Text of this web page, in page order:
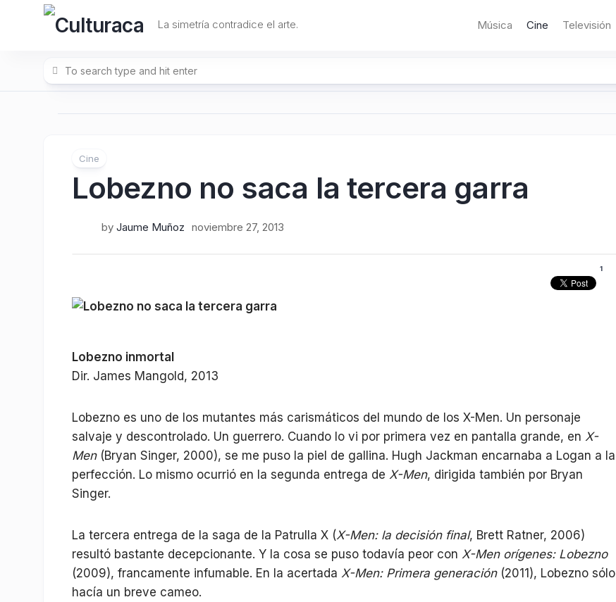
La simetría contradice el arte. Música Cine Televisión
Cine
Lobezno no saca la tercera garra
by Jaume Muñoz noviembre 27, 2013
1
Lobezno inmortal
Dir. James Mangold, 2013
Lobezno es uno de los mutantes más carismáticos del mundo de los X-Men. Un personaje
salvaje y descontrolado. Un guerrero. Cuando lo vi por primera vez en pantalla grande, en X-
Men(Bryan Singer, 2000), se me puso la piel de gallina. Hugh Jackman encarnaba a Logan a la
perfección. Lo mismo ocurrió en la segunda entrega de X-Men, dirigida también por Bryan
Singer.
La tercera entrega de la saga de la Patrulla X (X-Men: la decisión final, Brett Ratner, 2006)
resultó bastante decepcionante. Y la cosa se puso todavía peor con X-Men orígenes: Lobezno
(2009), francamente infumable. En la acertada X-Men: Primera generación(2011), Lobezno sólo
hacía un breve cameo.